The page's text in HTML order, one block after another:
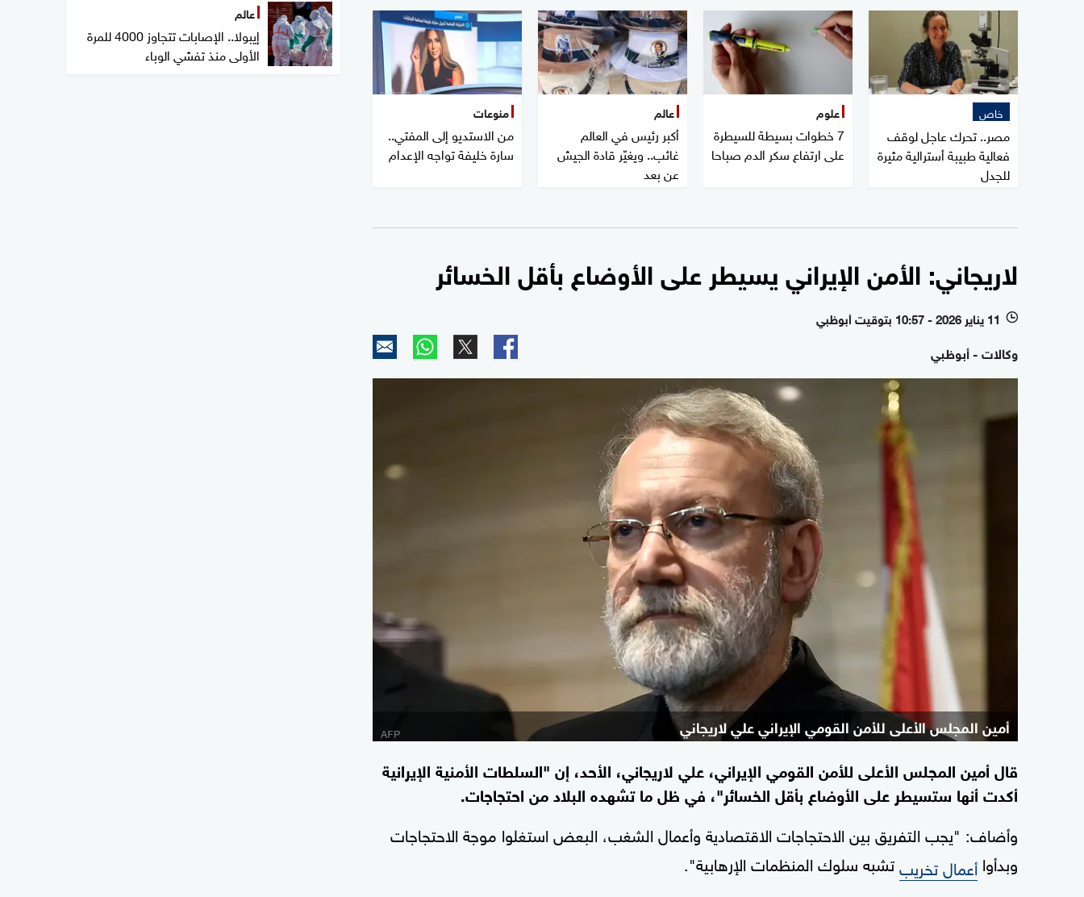
خاص
مصر.. تحرك عاجل لوقف
فعالية طبيبة أسترالية مثيرة
للجدل
علوم
7 خطوات بسيطة للسيطرة
على ارتفاع سكر الدم صباحا
عالم
أكبر رئيس في العالم
غائب.. ويغيّر قادة الجيش
عن بعد
منوعات
من الاستديو إلى المفتي..
سارة خليفة تواجه الإعدام
لاريجاني: الأمن الإيراني يسيطر على الأوضاع بأقل الخسائر
l 11 يناير 2026 - 10:57 بتوقيت أبوظبي
وكالات - أبوظبي
أمين المجلس الأعلى للأمن القومي الإيراني علي لاريجاني
قال أمين المجلس الأعلى للأمن القومي الإيراني، علي لاريجاني، الأحد، إن "السلطات الأمنية الإيرانية
أكدت أنها ستسيطر على الأوضاع بأقل الخسائر"، في ظل ما تشهده البلاد من احتجاجات.
وأضاف: "يجب التفريق بين الاحتجاجات الاقتصادية وأعمال الشغب، البعض استغلوا موجة الاحتجاجات
وبدأوا أعمال تخريبتشبه سلوك المنظمات الإرهابية".
عالم
إيبولا.. الإصابات تتجاوز 4000 للمرة
الأولى منذ تفشي الوباء